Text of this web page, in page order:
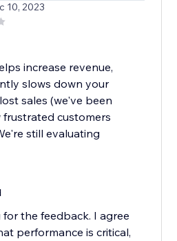
10, 2023
increase revenue,
slows down your
sales (we've been
customers
still evaluating
for the feedback. I agree
performance is critical,